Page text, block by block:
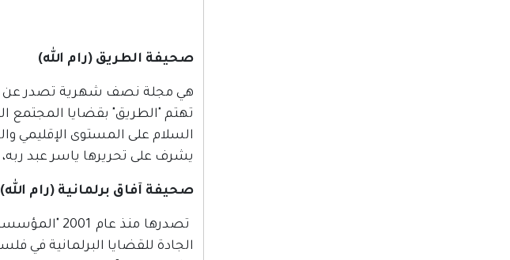
صحيفة الطريق (رام الله)
هي مجلة نصف شهرية تصدر عن
تهتم "الطريق" بقضايا المجتمع
السلام على المستوى الإقليمي
يشرف على تحريرها ياسر عبد
صحيفة آفاق برلمانية (رام الله)
تصدرها
الجادة للقضايا البرلمانية في